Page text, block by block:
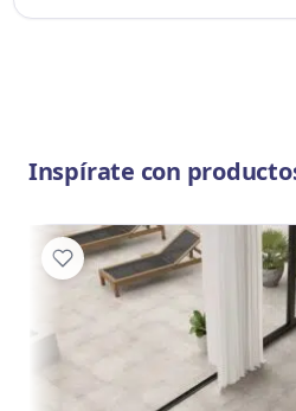
Inspírate con